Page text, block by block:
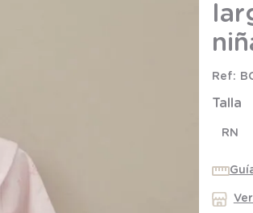
Talla
RN
poleron